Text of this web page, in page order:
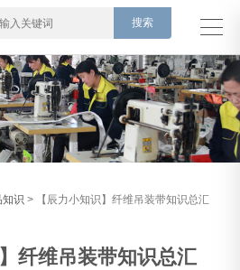
知识 > 【辰力小知识】纤维吊装带知识总汇
纤维吊装带知识总汇